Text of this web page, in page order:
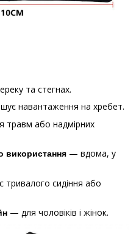
та стегнах.
навантаження на хребет.
травм або надмірних
використання — вдома, у
тривалого сидіння або
— для чоловіків і жінок.